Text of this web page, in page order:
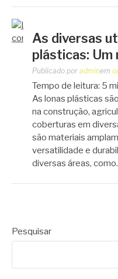
As diversas
plásticas:
Publicado por adminem
Tempo de leitura: 5
As lonas plásticas
na construção,
coberturas em
são materiais
versatilidade e
diversas áreas,
Pesquisar